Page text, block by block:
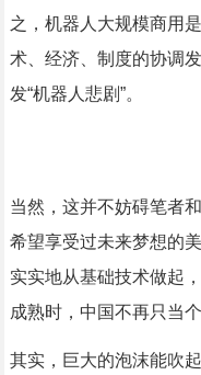
之，机器人大规模商用
术、经济、制度的协调
发“机器人悲剧”。
当然，这并不妨碍笔者
希望享受过未来梦想的
实实地从基础技术做起
成熟时，中国不再只当
其实，巨大的泡沫能吹